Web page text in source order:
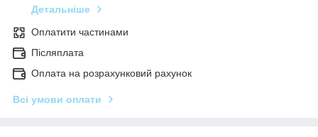
Детальніше
Оплатити частинами
Післяплата
Оплата на розрахунковий рахунок
Всі умови оплати